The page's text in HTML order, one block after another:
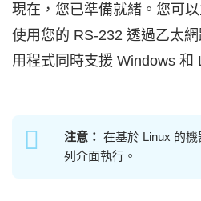
現在，您已準備就緒。您可
使用您的 RS-232 透過乙太
用程式同時支援 Windows 和
注意： 在基於 Linux 的
列介面執行。